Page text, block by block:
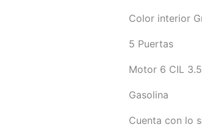
Color interior
5 Puertas
Motor 6 CIL 3.5
Gasolina
Cuenta con lo